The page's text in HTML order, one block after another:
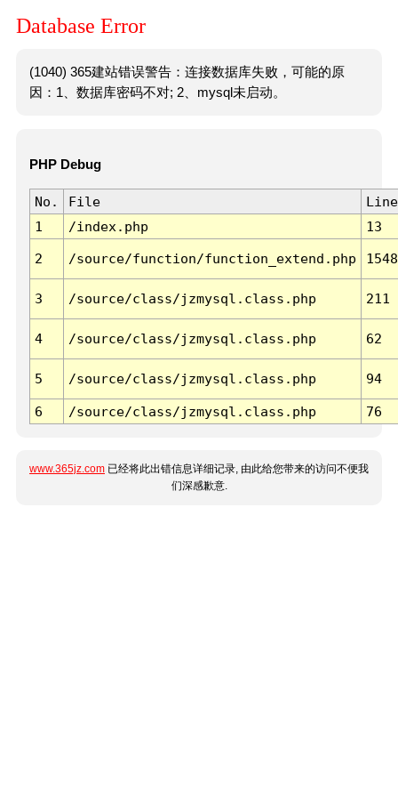
Database Error
(1040) 365建站错误警告：连接数据库失败，可能的原
因：1、数据库密码不对; 2、mysql未启动。
PHP Debug
No. File
Line
1
/index.php 13
2 /source/function/function_extend.php 1548
3 /source/class/jzmysql.class.php 211
4 /source/class/jzmysql.class.php 62
5 /source/class/jzmysql.class.php 94
6 /source/class/jzmysql.class.php 76
www.365jz.com 已经将此出错信息详细记录, 由此给您带来的访问不便我
们深感歉意.